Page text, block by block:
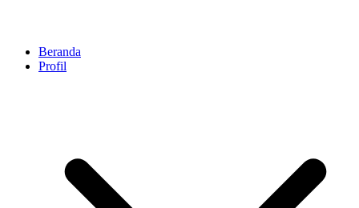
Beranda
Profil